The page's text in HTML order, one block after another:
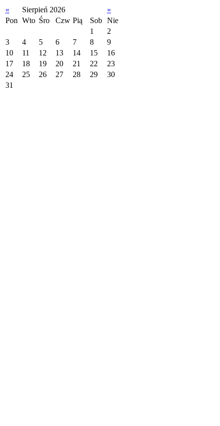
« Sierpień 2026
»
Pon Wto Śro Czw Pią Sob Nie
1
2
3
4 5 6 7 8
9
10
11 12 13 14 15
16
17
18 19 20 21 22
23
24
25 26 27 28 29
30
31